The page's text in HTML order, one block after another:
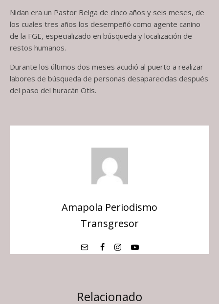
Nidan era un Pastor Belga de cinco años y seis meses, de
los cuales tres años los desempeñó como agente canino
de la FGE, especializado en búsqueda y localización de
restos humanos.
Durante los últimos dos meses acudió al puerto a realizar
labores de búsqueda de personas desaparecidas después
del paso del huracán Otis.
Amapola Periodismo
Transgresor
Relacionado